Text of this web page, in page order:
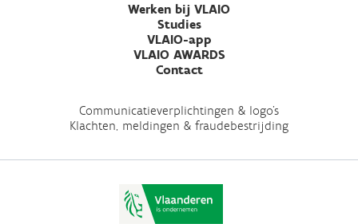
Werken bij VLAIO
Studies
VLAIO-app
VLAIO AWARDS
Contact
Communicatieverplichtingen & logo's
Klachten, meldingen & fraudebestrijding